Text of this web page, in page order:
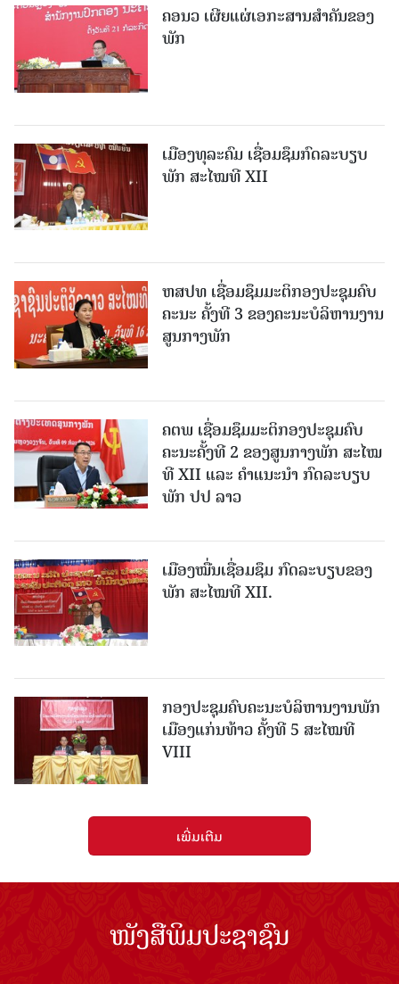
ຄອນວ ເຜີຍແຜ່ເອກະສານສໍາຄັນຂອງ
ພັກ
ເມືອງທຸລະຄົມ ເຊື່ອມຊຶມກົດລະບຽບ
ພັກ ສະໄໝທີ XII
ຫສປທ ເຊື່ອມຊຶມມະຕິກອງປະຊຸມຄົບ
ຄະນະ ຄັ້ງທີ 3 ຂອງຄະນະບໍລິຫານງານ
ສູນກາງພັກ
ຄຕພ ເຊື່ອມຊຶມມະຕິກອງປະຊຸມຄົບ
ຄະນະຄັ້ງທີ 2 ຂອງສູນກາງພັກ ສະໄໝ
ທີ XII ແລະ ຄໍາແນະນໍາ ກົດລະບຽບ
ພັກ ປປ ລາວ
ເມືອງ​ໝື່ນເຊື່ອມຊຶມ ກົດລະບຽບຂອງ
ພັກ ສະໄໝທີ XII.
ກອງປະຊຸມຄົບຄະນະບໍລິຫານງານພັກ
ເມືອງແກ່ນ​ທ້າວ ຄັ້ງທີ 5 ສະໄໝທີ
VIII
ເພີ່ມເຕີມ
ໜັງສືພິມປະຊາຊົນ